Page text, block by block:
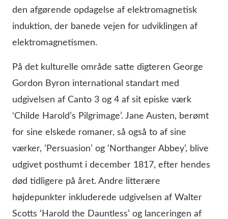
den afgørende opdagelse af elektromagnetisk
induktion, der banede vejen for udviklingen af
elektromagnetismen.
På det kulturelle område satte digteren George
Gordon Byron international standart med
udgivelsen af Canto 3 og 4 af sit episke værk
‘Childe Harold’s Pilgrimage’. Jane Austen, berømt
for sine elskede romaner, så også to af sine
værker, ‘Persuasion’ og ‘Northanger Abbey’, blive
udgivet posthumt i december 1817, efter hendes
død tidligere på året. Andre litterære
højdepunkter inkluderede udgivelsen af Walter
Scotts ‘Harold the Dauntless’ og lanceringen af